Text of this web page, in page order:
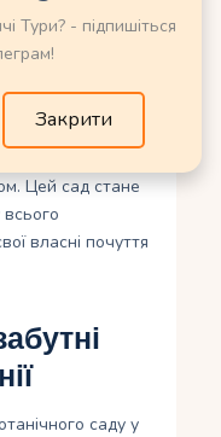
рослин
у свої думки і
саду –
природи, де
Цей сад стане
власні почуття
саду у
Тури? - підпишіться
Закрити